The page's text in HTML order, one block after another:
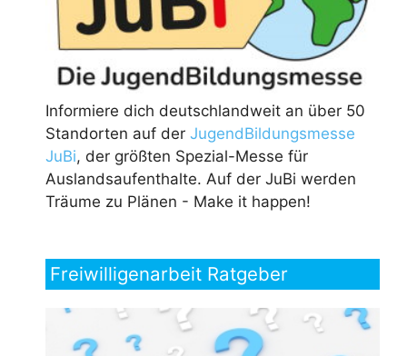
Informiere dich deutschlandweit an über 50
Standorten auf der JugendBildungsmesse
JuBi, der größten Spezial-Messe für
Auslandsaufenthalte. Auf der JuBi werden
Träume zu Plänen - Make it happen!
Freiwilligenarbeit Ratgeber